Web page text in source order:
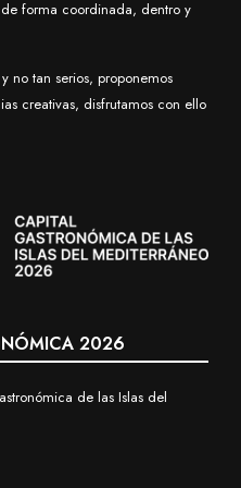
forma coordinada, dentro y
no tan serios, proponemos
creativas, disfrutamos con ello
2026
de las Islas del